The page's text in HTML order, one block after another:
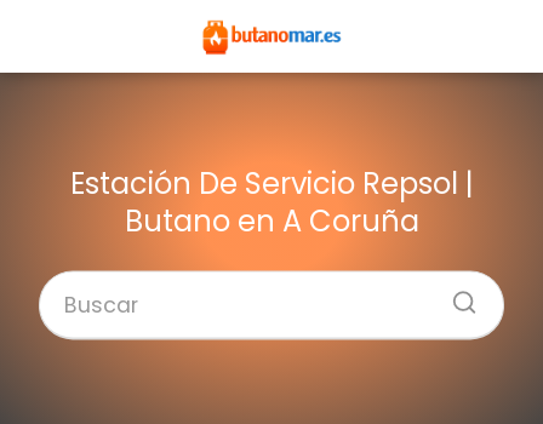
Estación De Servicio Repsol |
Butano en A Coruña